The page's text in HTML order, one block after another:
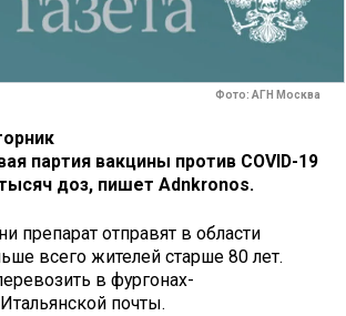
Фото: АГН Москва
партия вакцины против COVID-19
доз, пишет Adnkronos.
препарат отправят в области
всего жителей старше 80 лет.
в фургонах-
почты.